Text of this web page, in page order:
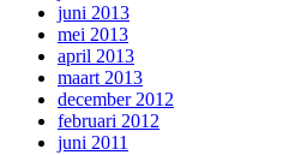
juni 2013
mei 2013
april 2013
maart 2013
december 2012
februari 2012
juni 2011